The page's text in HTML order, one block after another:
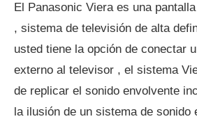
El Panasonic Viera es una
, sistema de televisión de alta
usted tiene la opción de conectar
externo al televisor , el sistema
de replicar el sonido envolvente
la ilusión de un sistema de sonido